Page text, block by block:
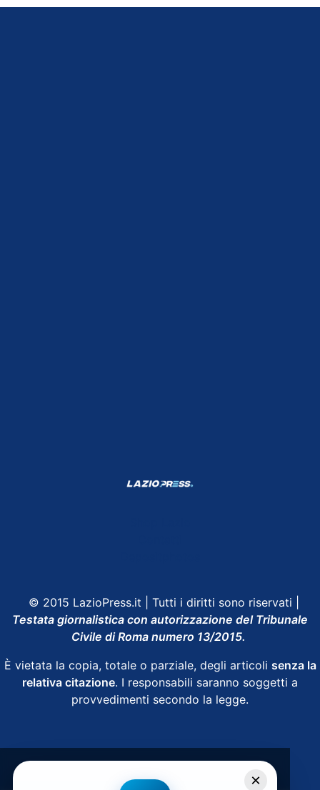
© 2015 LazioPress.it | Tutti i diritti sono riservati |
Testata giornalistica con autorizzazione del Tribunale
Civile di Roma numero 13/2015.
È vietata la copia, totale o parziale, degli articoli senza la
relativa citazione. I responsabili saranno soggetti a
provvedimenti secondo la legge.
×